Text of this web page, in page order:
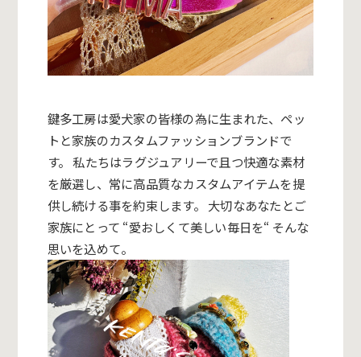
鍵多工房は愛犬家の皆様の為に生まれた、 ペッ
トと家族のカスタムファッションブランドで
す。 私たちはラグジュアリーで且つ快適な素材
を厳選し、 常に高品質なカスタムアイテムを提
供し続ける事を約束します。 大切なあなたとご
家族にとって “愛おしくて美しい毎日を“ そんな
思いを込めて。